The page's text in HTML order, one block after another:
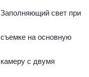
Заполняющий свет при
съемке на основную
камеру с двумя